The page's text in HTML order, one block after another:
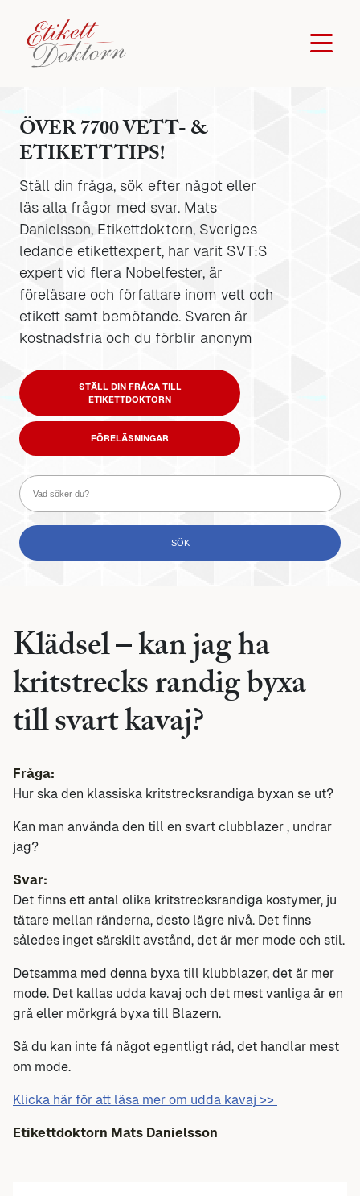
ÖVER 7700 VETT- &
ETIKETTTIPS!
Ställ din fråga, sök efter något eller
läs alla frågor med svar. Mats
Danielsson, Etikettdoktorn, Sveriges
ledande etikettexpert, har varit SVT:S
expert vid flera Nobelfester, är
föreläsare och författare inom vett och
etikett samt bemötande. Svaren är
kostnadsfria och du förblir anonym
STÄLL DIN FRÅGA TILL
ETIKETTDOKTORN
FÖRELÄSNINGAR
Klädsel – kan jag ha
kritstrecks randig byxa
till svart kavaj?
Fråga:
Hur ska den klassiska kritstrecksrandiga byxan se ut?
Kan man använda den till en svart clubblazer , undrar
jag?
Svar:
Det finns ett antal olika kritstrecksrandiga kostymer, ju
tätare mellan ränderna, desto lägre nivå. Det finns
således inget särskilt avstånd, det är mer mode och stil.
Detsamma med denna byxa till klubblazer, det är mer
mode. Det kallas udda kavaj och det mest vanliga är en
grå eller mörkgrå byxa till Blazern.
Så du kan inte få något egentligt råd, det handlar mest
om mode.
Klicka här för att läsa mer om udda kavaj >>
Etikettdoktorn Mats Danielsson